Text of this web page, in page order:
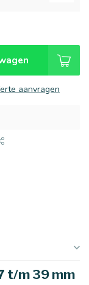
aanvragen
t/m 39 mm